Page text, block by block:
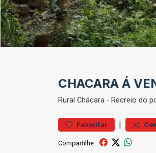
CHACARA Á
Rural Chácara - Recreio do
Favoritar |
Compartilhe: